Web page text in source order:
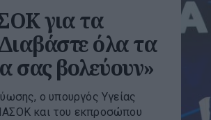
για τα
όλα τα
σας βολεύουν»
ο υπουργός Υγείας
και του εκπροσώπου